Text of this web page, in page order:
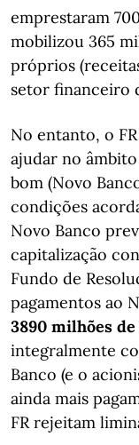
emprestaram
mobilizou 365
próprios
setor financeiro
No entanto, o
ajudar no
bom (Novo
condições
Novo Banco
capitalização
Fundo de
pagamentos ao
3890 milhões
integralmente
Banco (e o
ainda mais
FR rejeitam